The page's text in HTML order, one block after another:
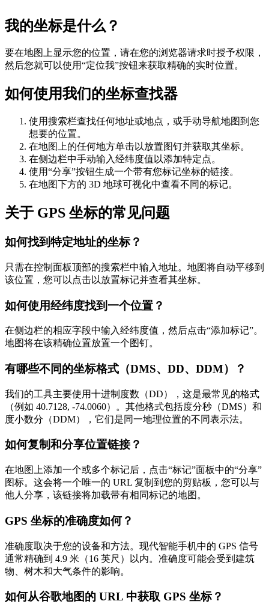
我的坐标是什么？
要在地图上显示您的位置，请在您的浏览器请求时授予权限，
然后您就可以使用“定位我”按钮来获取精确的实时位置。
如何使用我们的坐标查找器
使用搜索栏查找任何地址或地点，或手动导航地图到您
想要的位置。
在地图上的任何地方单击以放置图钉并获取其坐标。
在侧边栏中手动输入经纬度值以添加特定点。
使用“分享”按钮生成一个带有您标记坐标的链接。
在地图下方的 3D 地球可视化中查看不同的标记。
关于 GPS 坐标的常见问题
如何找到特定地址的坐标？
只需在控制面板顶部的搜索栏中输入地址。地图将自动平移到
该位置，您可以点击以放置标记并查看其坐标。
如何使用经纬度找到一个位置？
在侧边栏的相应字段中输入经纬度值，然后点击“添加标记”。
地图将在该精确位置放置一个图钉。
有哪些不同的坐标格式（DMS、DD、DDM）？
我们的工具主要使用十进制度数（DD），这是最常见的格式
（例如 40.7128, -74.0060）。其他格式包括度分秒（DMS）和
度小数分（DDM），它们是同一地理位置的不同表示法。
如何复制和分享位置链接？
在地图上添加一个或多个标记后，点击“标记”面板中的“分享”
图标。这会将一个唯一的 URL 复制到您的剪贴板，您可以与
他人分享，该链接将加载带有相同标记的地图。
GPS 坐标的准确度如何？
准确度取决于您的设备和方法。现代智能手机中的 GPS 信号
通常精确到 4.9 米（16 英尺）以内。准确度可能会受到建筑
物、树木和大气条件的影响。
如何从谷歌地图的 URL 中获取 GPS 坐标？